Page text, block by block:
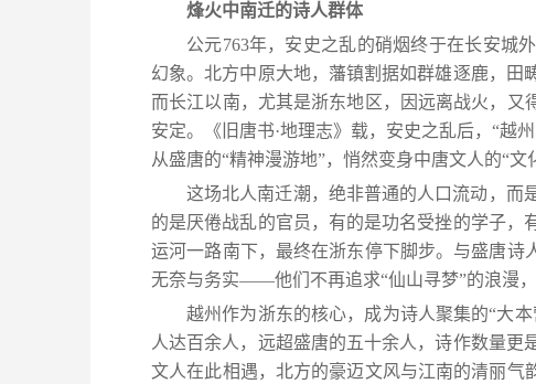
烽火中南迁的诗人群体
公元763年，安史之乱的硝烟终于在长安城
幻象。北方中原大地，藩镇割据如群雄逐鹿，田
而长江以南，尤其是浙东地区，因远离战火，又
安定。《旧唐书·地理志》载，安史之乱后，“越
从盛唐的“精神漫游地”，悄然变身中唐文人的“文
这场北人南迁潮，绝非普通的人口流动，而
的是厌倦战乱的官员，有的是功名受挫的学子，
运河一路南下，最终在浙东停下脚步。与盛唐诗
无奈与务实——他们不再追求“仙山寻梦”的浪漫
越州作为浙东的核心，成为诗人聚集的“大
人达百余人，远超盛唐的五十余人，诗作数量
文人在此相遇，北方的豪迈文风与江南的清丽气